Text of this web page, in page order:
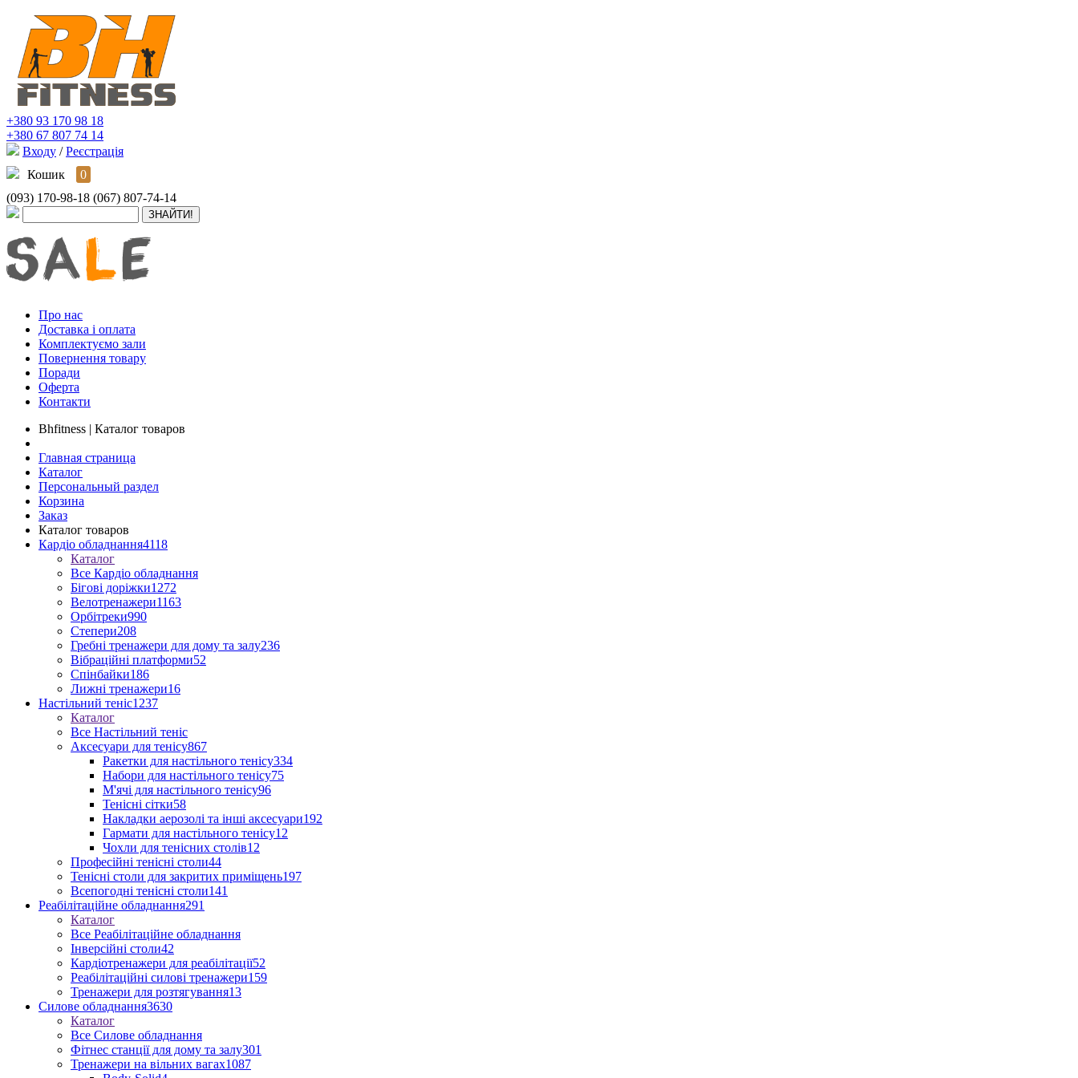
+380 93 170 98 18
+380 67 807 74 14
Входу / Реєстрація
Кошик
0
(093) 170-98-18 (067) 807-74-14
Про нас
Доставка і оплата
Комплектуємо зали
Повернення товару
Поради
Оферта
Контакти
Bhfitness | Каталог товаров
Главная страница
Каталог
Персональный раздел
Корзина
Заказ
Каталог товаров
Кардіо обладнання4118
Каталог
Все Кардіо обладнання
Бігові доріжки1272
Велотренажери1163
Орбітреки990
Степери208
Гребні тренажери для дому та залу236
Вібраційні платформи52
Спінбайки186
Лижні тренажери16
Настільний теніс1237
Каталог
Все Настільний теніс
Аксесуари для тенісу867
Ракетки для настільного тенісу334
Набори для настільного тенісу75
М'ячі для настільного тенісу96
Тенісні сітки58
Накладки аерозолі та інші аксесуари192
Гармати для настільного тенісу12
Чохли для тенісних столів12
Професійні тенісні столи44
Тенісні столи для закритих приміщень197
Всепогодні тенісні столи141
Реабілітаційне обладнання291
Каталог
Все Реабілітаційне обладнання
Інверсійні столи42
Кардіотренажери для реабілітації52
Реабілітаційні силові тренажери159
Тренажери для розтягування13
Силове обладнання3630
Каталог
Все Силове обладнання
Фітнес станції для дому та залу301
Тренажери на вільних вагах1087